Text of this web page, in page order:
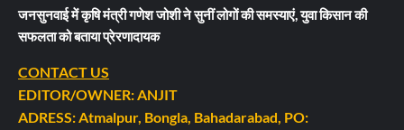
जनसुनवाई में कृषि मंत्री गणेश जोशी ने सुनीं लोगों की समस्याएं, युवा किसान की
सफलता को बताया प्रेरणादायक
CONTACT US
EDITOR/OWNER: ANJIT
ADRESS: Atmalpur, Bongla, Bahadarabad, PO: